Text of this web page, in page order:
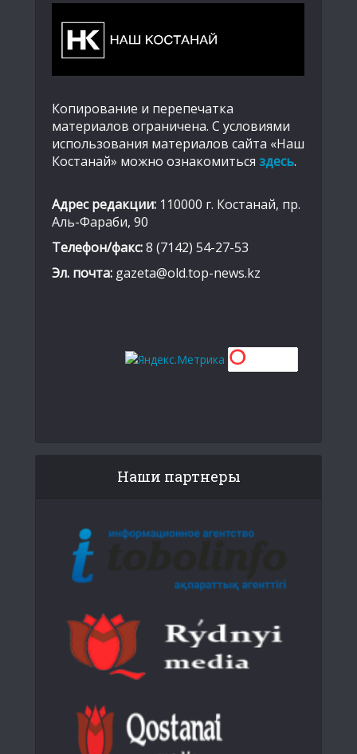
Копирование и перепечатка
материалов ограничена. С условиями
использования материалов сайта «Наш
Костанай» можно ознакомиться здесь.
Адрес редакции: 110000 г. Костанай, пр.
Аль-Фараби, 90
Телефон/факс:8 (7142) 54-27-53
Эл. почта: gazeta@old.top-news.kz
Наши партнеры